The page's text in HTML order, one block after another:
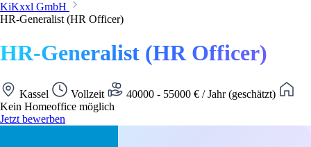
KiKxxl GmbH
HR-Generalist (HR Officer)
HR-Generalist (HR Officer)
Kassel Vollzeit
40000 - 55000 € / Jahr (geschätzt)
Kein Homeoffice möglich
Jetzt bewerben